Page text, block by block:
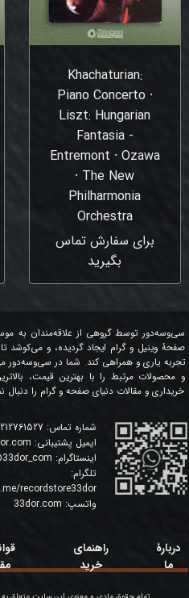
Khachaturian:
Piano Concerto ⸱
Liszt: Hungarian
Fantasia -
Entremont ⸱ Ozawa
⸱ The New
Philharmonia
Orchestra
برای سفارش تماس
بگیرید
شماره تماس:
ایمیل پشتیبانی:
اینستاگرام: 33dor_com
تلگرام:
recordstore33dor
واتسپ: 33dor.com
سی‌وسه‌دور توسط گروهی از علاقه‌مندان به
صفحۀ وینیل و گرام ایجاد گردیده، و می‌کوشد
تجربه یاری و همراهی کند. شما در
و محصولات مرتبط را با بهترین قیمت،
خریداری و مقالات دنیای صفحه و گرام را دنبال
دربارۀ
ما
راهنمای
خرید